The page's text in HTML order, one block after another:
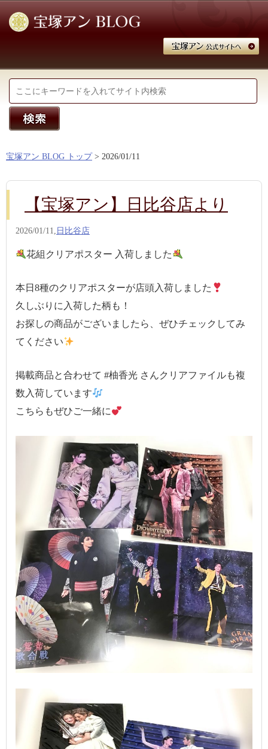
宝塚アン BLOG トップ > 2026/01/11
【宝塚アン】日比谷店より
2026/01/11, 日比谷店
花組クリアポスター 入荷しました
本日8種のクリアポスターが店頭入荷しました
久しぶりに入荷した柄も！
お探しの商品がございましたら、ぜひチェックしてみ
てください
掲載商品と合わせて #柚香光 さんクリアファイルも複
数入荷しています
こちらもぜひご一緒に